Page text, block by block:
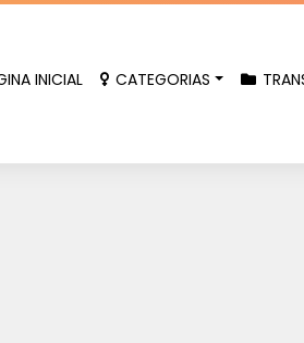
INICIAL CATEGORIAS